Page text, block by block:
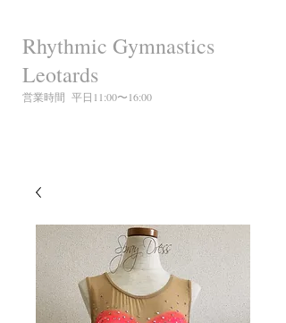
Rhythmic Gymnastics
Leotards
営業時間 平日11:00〜16:00